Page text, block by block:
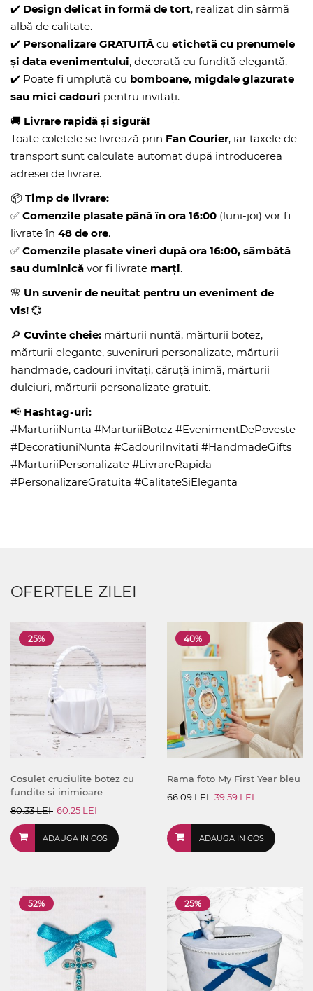
✔️ Design delicat în formă de tort, realizat din sârmă
albă de calitate.
✔️ Personalizare GRATUITĂcu etichetă cu prenumele
și data evenimentului, decorată cu fundiță elegantă.
✔️ Poate fi umplută cu bomboane, migdale glazurate
sau mici cadouri pentru invitați.
🚚 Livrare rapidă și sigură!
Toate coletele se livrează prin Fan Courier, iar taxele de
transport sunt calculate automat după introducerea
adresei de livrare.
📦 Timp de livrare:
✅ Comenzile plasate până în ora 16:00 (luni-joi) vor fi
livrate în 48 de ore.
✅ Comenzile plasate vineri după ora 16:00, sâmbătă
sau duminică vor fi livrate marți.
🌸 Un suvenir de neuitat pentru un eveniment de
vis! 💞
🔎 Cuvinte cheie: mărturii nuntă, mărturii botez,
mărturii elegante, suveniruri personalizate, mărturii
handmade, cadouri invitați, căruță inimă, mărturii
dulciuri, mărturii personalizate gratuit.
📢 Hashtag-uri:
#MarturiiNunta #MarturiiBotez #EvenimentDePoveste
#DecoratiuniNunta #CadouriInvitati #HandmadeGifts
#MarturiiPersonalizate #LivrareRapida
#PersonalizareGratuita #CalitateSiEleganta
OFERTELE ZILEI
25%
Cosulet cruciulite botez cu
fundite si inimioare
80.33 LEI 60.25 LEI
ADAUGA IN COS
40%
Rama foto My First Year bleu
66.09 LEI 39.59 LEI
ADAUGA IN COS
52% 25%